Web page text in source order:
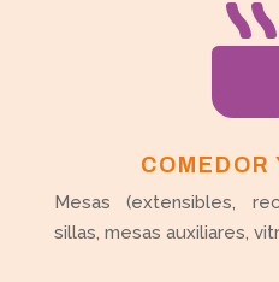
COMEDOR
Mesas (extensibles,
sillas, mesas auxiliares,